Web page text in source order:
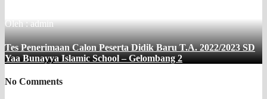
Oleh : admin
Tes Penerimaan Calon Peserta Didik Baru T.A. 2022/2023 SD
Yaa Bunayya Islamic School – Gelombang 2
No Comments